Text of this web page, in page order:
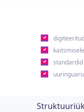
standardid